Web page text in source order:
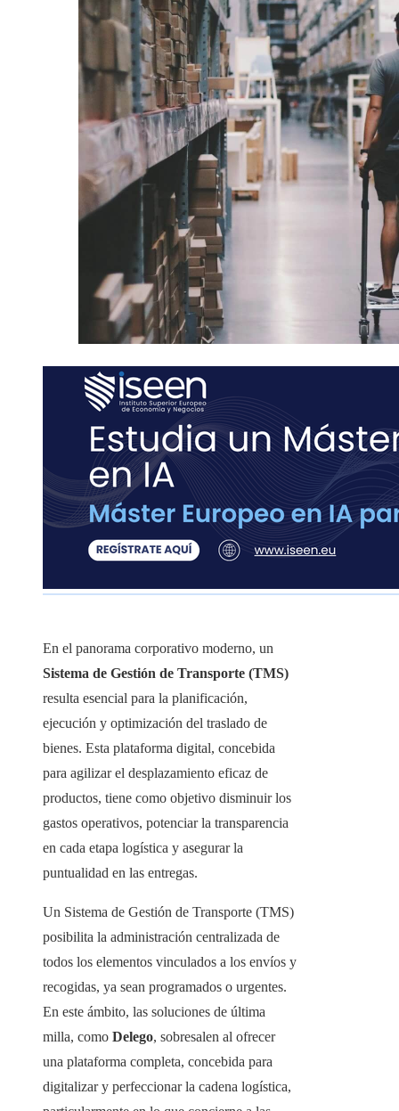
En el panorama corporativo moderno, un
Sistema de Gestión de Transporte (TMS)
resulta esencial para la planificación,
ejecución y optimización del traslado de
bienes. Esta plataforma digital, concebida
para agilizar el desplazamiento eficaz de
productos, tiene como objetivo disminuir los
gastos operativos, potenciar la transparencia
en cada etapa logística y asegurar la
puntualidad en las entregas.
Un Sistema de Gestión de Transporte (TMS)
posibilita la administración centralizada de
todos los elementos vinculados a los envíos y
recogidas, ya sean programados o urgentes.
En este ámbito, las soluciones de última
milla, como Delego, sobresalen al ofrecer
una plataforma completa, concebida para
digitalizar y perfeccionar la cadena logística,